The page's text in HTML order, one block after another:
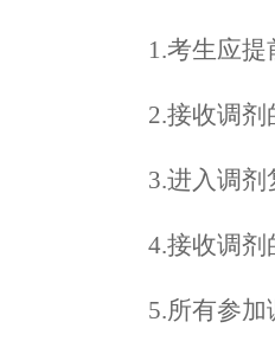
1.考生应
2.接收调
3.进入调剂
4.接收调剂
5.所有参